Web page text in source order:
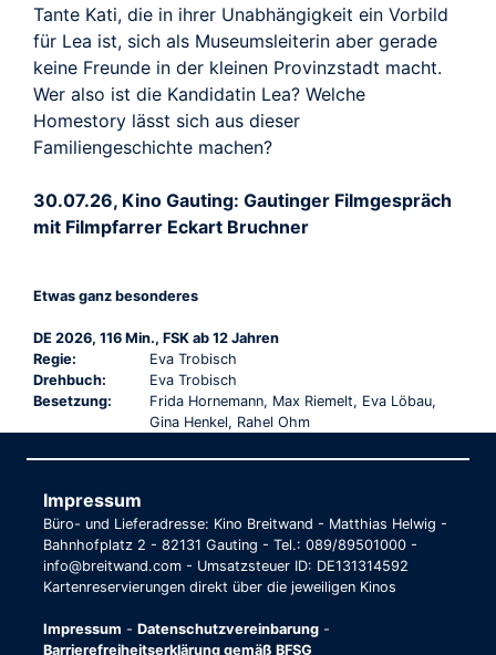
Tante Kati, die in ihrer Unabhängigkeit ein Vorbild
für Lea ist, sich als Museumsleiterin aber gerade
keine Freunde in der kleinen Provinzstadt macht.
Wer also ist die Kandidatin Lea? Welche
Homestory lässt sich aus dieser
Familiengeschichte machen?
30.07.26, Kino Gauting: Gautinger Filmgespräch
mit Filmpfarrer Eckart Bruchner
Etwas ganz besonderes
DE 2026, 116 Min., FSK ab 12 Jahren
Regie:
Eva Trobisch
Drehbuch:
Eva Trobisch
Besetzung:
Frida Hornemann, Max Riemelt, Eva Löbau,
Gina Henkel, Rahel Ohm
Impressum
Büro- und Lieferadresse: Kino Breitwand - Matthias Helwig -
Bahnhofplatz 2 - 82131 Gauting - Tel.: 089/89501000 -
info@breitwand.com - Umsatzsteuer ID: DE131314592
Kartenreservierungen direkt über die jeweiligen Kinos
Impressum - Datenschutzvereinbarung -
Barrierefreiheitserklärung gemäß BFSG